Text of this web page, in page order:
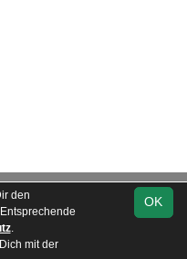
OK
den
.
mit der